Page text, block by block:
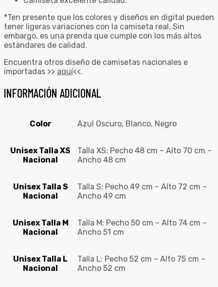
*Ten presente que los colores y diseños en digital pueden
tener ligeras variaciones con la camiseta real. Sin
embargo, es una prenda que cumple con los más altos
estándares de calidad.
Encuentra otros diseño de camisetas nacionales e
importadas >> aquí<<.
INFORMACIÓN ADICIONAL
Color Azul Oscuro, Blanco, Negro
Unisex Talla XS
Nacional
Talla XS: Pecho 48 cm – Alto 70 cm –
Ancho 48 cm
Unisex Talla S
Nacional
Talla S: Pecho 49 cm – Alto 72 cm –
Ancho 49 cm
Unisex Talla M
Nacional
Talla M: Pecho 50 cm – Alto 74 cm –
Ancho 51 cm
Unisex Talla L
Nacional
Talla L: Pecho 52 cm – Alto 75 cm –
Ancho 52 cm